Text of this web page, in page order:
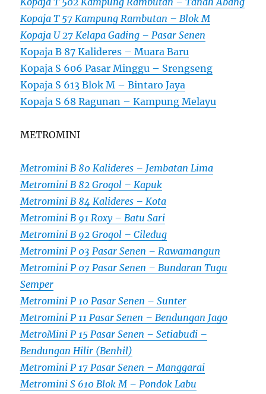
Kopaja T 57 Kampung Rambutan – Blok M
Kopaja U 27 Kelapa Gading – Pasar Senen
Kopaja B 87 Kalideres – Muara Baru
Kopaja S 606 Pasar Minggu – Srengseng
Kopaja S 613 Blok M – Bintaro Jaya
Kopaja S 68 Ragunan – Kampung Melayu
METROMINI
Metromini B 80 Kalideres – Jembatan Lima
Metromini B 82 Grogol – Kapuk
Metromini B 84 Kalideres – Kota
Metromini B 91 Roxy – Batu Sari
Metromini B 92 Grogol – Ciledug
Metromini P 03 Pasar Senen – Rawamangun
Metromini P 07 Pasar Senen – Bundaran Tugu
Semper
Metromini P 10 Pasar Senen – Sunter
Metromini P 11 Pasar Senen – Bendungan Jago
MetroMini P 15 Pasar Senen – Setiabudi –
Bendungan Hilir (Benhil)
Metromini P 17 Pasar Senen – Manggarai
Metromini S 610 Blok M – Pondok Labu